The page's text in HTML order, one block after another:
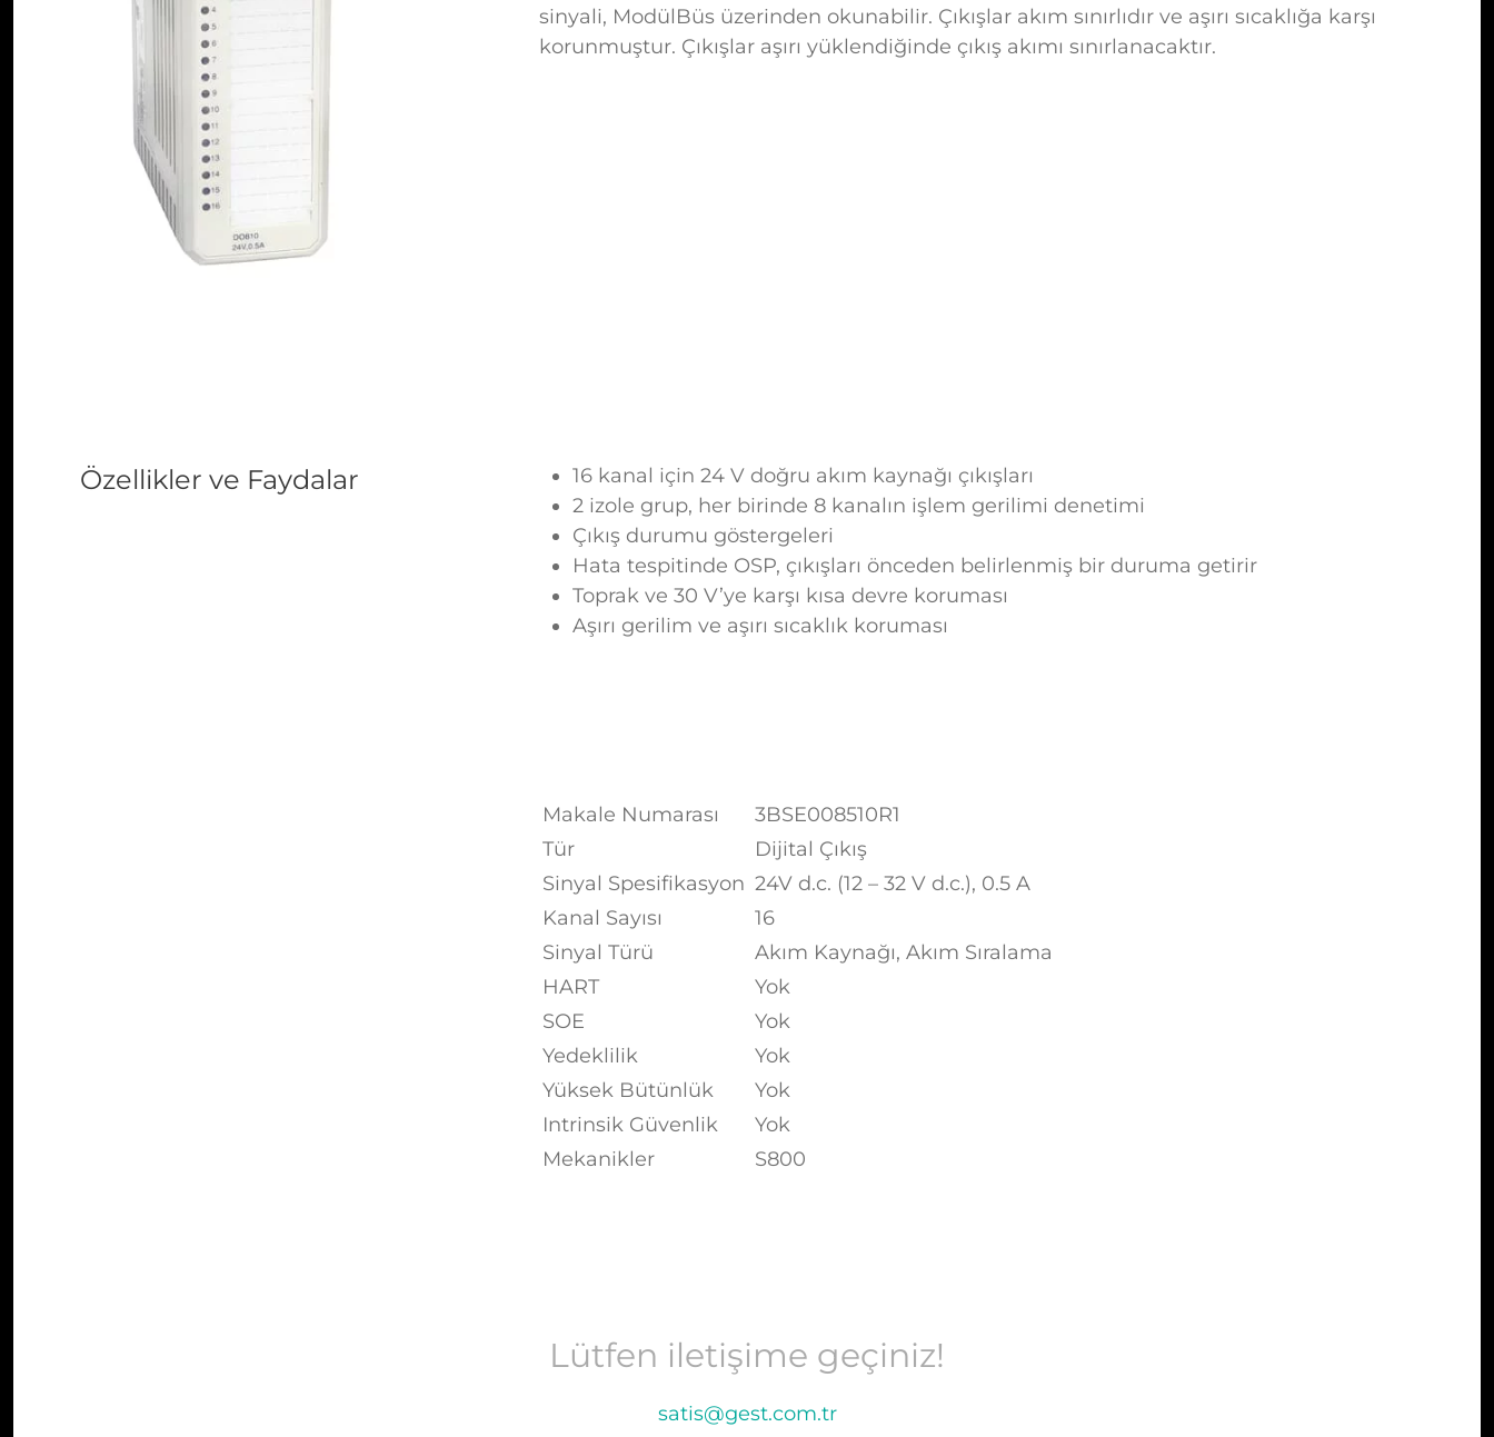
sinyali, ModülBüs üzerinden okunabilir. Çıkışlar akım sınırlıdır ve aşırı sıcaklığa karşı
korunmuştur. Çıkışlar aşırı yüklendiğinde çıkış akımı sınırlanacaktır.
Özellikler ve Faydalar
16 kanal için 24 V doğru akım kaynağı çıkışları
2 izole grup, her birinde 8 kanalın işlem gerilimi denetimi
Çıkış durumu göstergeleri
Hata tespitinde OSP, çıkışları önceden belirlenmiş bir duruma getirir
Toprak ve 30 V’ye karşı kısa devre koruması
Aşırı gerilim ve aşırı sıcaklık koruması
Makale Numarası
3BSE008510R1
Tür
Dijital Çıkış
Sinyal Spesifikasyon 24V d.c. (12 – 32 V d.c.), 0.5 A
Kanal Sayısı
16
Sinyal Türü
Akım Kaynağı, Akım Sıralama
HART
Yok
SOE
Yok
Yedeklilik
Yok
Yüksek Bütünlük
Yok
Intrinsik Güvenlik
Yok
Mekanikler
S800
Lütfen iletişime geçiniz!
satis@gest.com.tr